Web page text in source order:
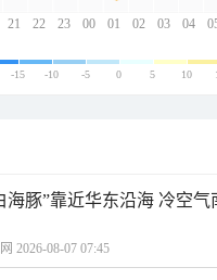
21 22 23 00 01 02 03 04
-15 -10 -5 0 5 10
海豚”靠近华东沿海 冷空
2026-08-07 07:45